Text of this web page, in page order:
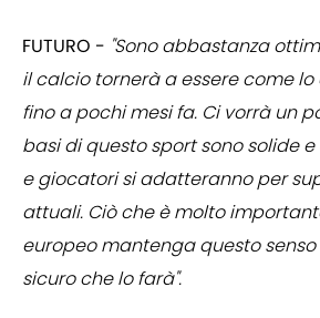
FUTURO - "Sono abbastanza
il calcio tornerà a essere come
fino a pochi mesi fa. Ci vorrà un
basi di questo sport sono solide
e giocatori si adatteranno per
attuali. Ciò che è molto
europeo mantenga questo
sicuro che lo farà".